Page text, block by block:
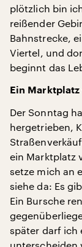
plötzlich bin
reißender
Bahnstrecke,
Viertel, und
beginnt das
Ein
Der Sonntag
hergetrieben,
ein Marktplatz
setze mich an
siehe da: Es
Ein Bursche
später darf ich